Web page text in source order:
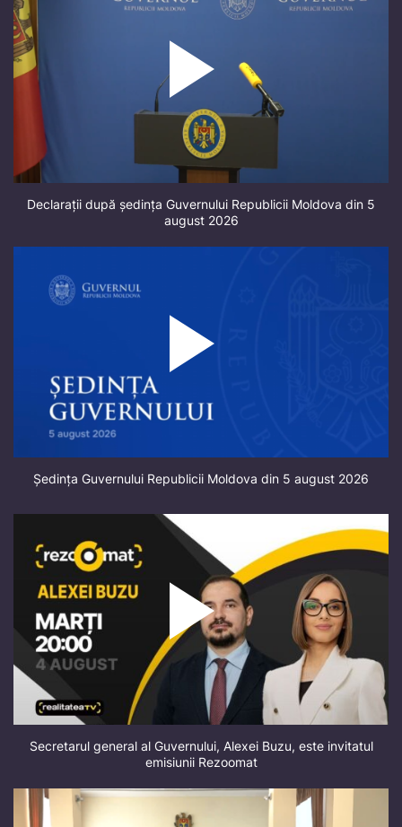
Declarații după ședința Guvernului Republicii Moldova din 5
august 2026
Ședința Guvernului Republicii Moldova din 5 august 2026
Secretarul general al Guvernului, Alexei Buzu, este invitatul
emisiunii Rezoomat